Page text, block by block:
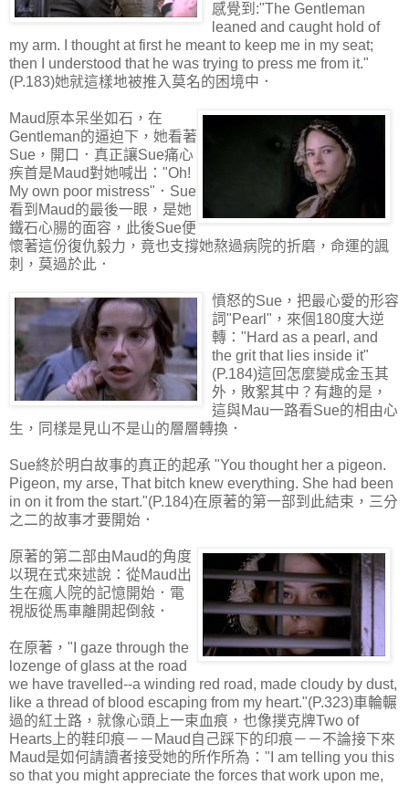
感覺到:"The Gentleman
leaned and caught hold of
my arm. I thought at first he meant to keep me in my seat;
then I understood that he was trying to press me from it."
(P.183)她就這樣地被推入莫名的困境中．
Maud原本呆坐如石，在
Gentleman的逼迫下，她看著
Sue，開口．真正讓Sue痛心
疾首是Maud對她喊出："Oh!
My own poor mistress"．Sue
看到Maud的最後一眼，是她
鐵石心腸的面容，此後Sue便
懷著這份復仇毅力，竟也支撐她熬過病院的折磨，命運的諷
刺，莫過於此．
憤怒的Sue，把最心愛的形容
詞"Pearl"，來個180度大逆
轉："Hard as a pearl, and
the grit that lies inside it"
(P.184)這回怎麼變成金玉其
外，敗絮其中？有趣的是，
這與Mau一路看Sue的相由心
生，同樣是見山不是山的層層轉換．
Sue終於明白故事的真正的起承 "You thought her a pigeon.
Pigeon, my arse, That bitch knew everything. She had been
in on it from the start."(P.184)在原著的第一部到此結束，三分
之二的故事才要開始．
原著的第二部由Maud的角度
以現在式來述說：從Maud出
生在瘋人院的記憶開始．電
視版從馬車離開起倒敍．
在原著，"I gaze through the
lozenge of glass at the road
we have travelled--a winding red road, made cloudy by dust,
like a thread of blood escaping from my heart."(P.323)車輪輾
過的紅土路，就像心頭上一束血痕，也像撲克牌Two of
Hearts上的鞋印痕－－Maud自己踩下的印痕－－不論接下來
Maud是如何請讀者接受她的所作所為："I am telling you this
so that you might appreciate the forces that work upon me,